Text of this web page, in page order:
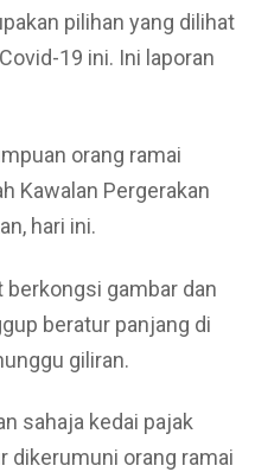
pilihan yang dilihat
19 ini. Ini laporan
orang ramai
Kawalan Pergerakan
hari ini.
gambar dan
beratur panjang di
giliran.
sahaja kedai pajak
dikerumuni orang ramai